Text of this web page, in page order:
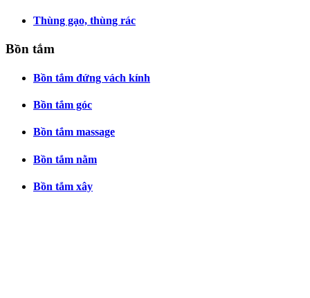
Thùng gạo, thùng rác
Bồn tắm
Bồn tắm đứng vách kính
Bồn tắm góc
Bồn tắm massage
Bồn tắm nằm
Bồn tắm xây